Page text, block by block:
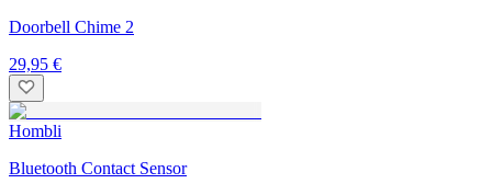
Doorbell Chime 2
29,95 €
Hombli
Bluetooth Contact Sensor